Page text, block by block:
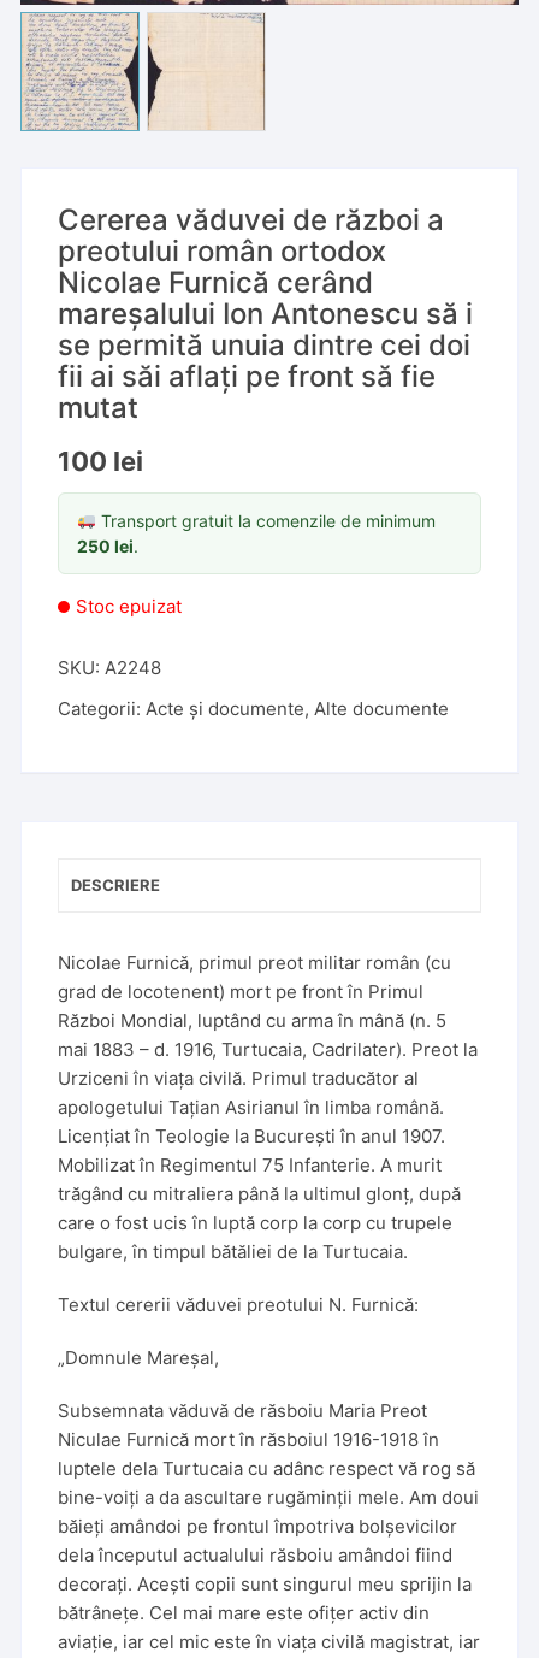
Cererea văduvei de război a
preotului român ortodox
Nicolae Furnică cerând
mareșalului Ion Antonescu să i
se permită unuia dintre cei doi
fii ai săi aflați pe front să fie
mutat
100 lei
Transport gratuit la comenzile de minimum
250lei.
Stoc epuizat
SKU:A2248
Categorii:Acte și documente,Alte documente
DESCRIERE
Nicolae Furnică, primul preot militar român (cu
grad de locotenent) mort pe front în Primul
Război Mondial, luptând cu arma în mână (n. 5
mai 1883 – d. 1916, Turtucaia, Cadrilater). Preot la
Urziceni în viața civilă. Primul traducător al
apologetului Taţian Asirianul în limba română.
Licențiat în Teologie la București în anul 1907.
Mobilizat în Regimentul 75 Infanterie. A murit
trăgând cu mitraliera până la ultimul glonț, după
care o fost ucis în luptă corp la corp cu trupele
bulgare, în timpul bătăliei de la Turtucaia.
Textul cererii văduvei preotului N. Furnică:
„Domnule Mareșal,
Subsemnata văduvă de răsboiu Maria Preot
Niculae Furnică mort în răsboiul 1916-1918 în
luptele dela Turtucaia cu adânc respect vă rog să
bine-voiți a da ascultare rugăminții mele. Am doui
băieți amândoi pe frontul împotriva bolșevicilor
dela începutul actualului răsboiu amândoi fiind
decorați. Acești copii sunt singurul meu sprijin la
bătrânețe. Cel mai mare este ofițer activ din
aviație, iar cel mic este în viața civilă magistrat, iar